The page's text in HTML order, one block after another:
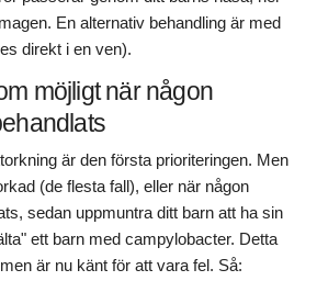
En alternativ behandling är med
direkt i en ven).
möjligt när någon
är den första prioriteringen. Men
(de flesta fall), eller när någon
sedan uppmuntra ditt barn att ha sin
ett barn med campylobacter. Detta
är nu känt för att vara fel. Så: